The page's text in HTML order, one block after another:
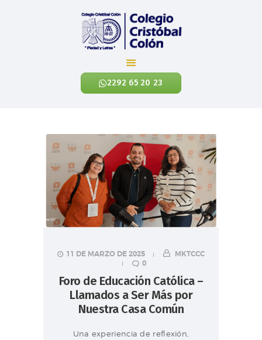
2292 65 20 23
Colegio Cristóbal Colón
REINVENTANDO LA EDUCACIÓN
NIVELES ACADÉMICOS
EXALUMNOS
CONTÁCTANOS
NOTICIAS
ENLACES
11 DE MARZO DE 2025
MKTCCC
0
Foro de Educación Católica –
Llamados a Ser Más por
Nuestra Casa Común
Una experiencia de reflexión,